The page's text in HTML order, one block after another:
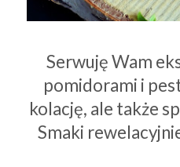
Serwuję Wam
pomidorami i
kolację, ale także
Smaki